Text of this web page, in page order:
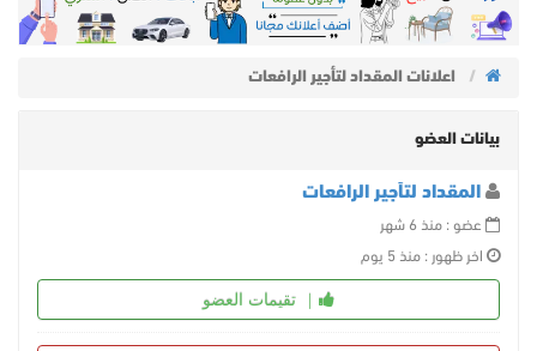
اعلانات المقداد لتأجير الرافعات
بيانات العضو
المقداد لتأجير الرافعات
عضو : منذ 6 شهر
اخر ظهور : منذ 5 يوم
تقيمات العضو